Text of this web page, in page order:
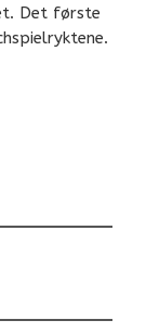
Det første